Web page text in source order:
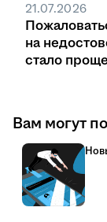
21.07.2026
на
стало проще
Вам могут